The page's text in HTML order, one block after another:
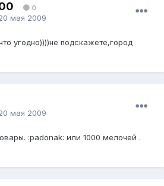
0
мая 2009
угодно))))не подскажете,город
мая 2009
:padonak: или 1000 мелочей .